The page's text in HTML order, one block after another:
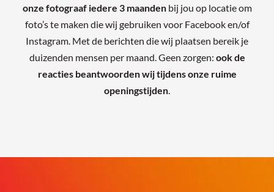
onze fotograaf iedere 3 maandenbij jou op locatie om
foto’s te maken die wij gebruiken voor Facebook en/of
Instagram. Met de berichten die wij plaatsen bereik je
duizenden mensen per maand. Geen zorgen: ook de
reacties beantwoorden wij tijdens onze ruime
openingstijden.